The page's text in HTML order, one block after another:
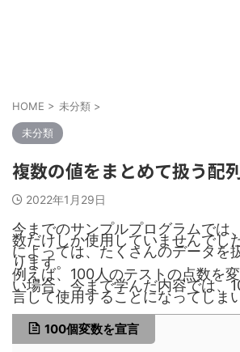
HOME > 未分類 >
未分類
複数の値をまとめて扱う配
2022年1月29日
今までのサンプルプログラムでは
数だけしか使用していませんでし
によっては、たくさんのデータを
ります。
例えば、100人のテストの点数を
い場合、今まで学んだ内容では、
言して使用することになってしま
100個変数を宣言